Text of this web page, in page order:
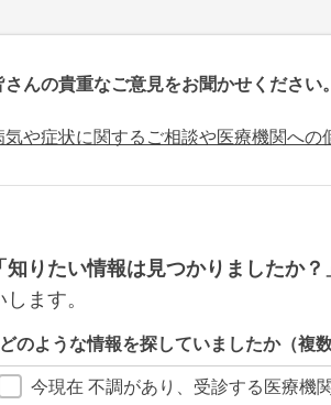
さんの貴重なご意見をお聞かせください。
気や症状に関するご相談や医療機関への
「知りたい情報は見つかりましたか？
します。
のような情報を探していましたか（複数
今現在 不調があり、受診する医療機